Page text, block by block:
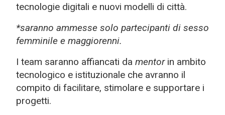
tecnologie digitali e nuovi modelli di città.
*saranno ammesse solo partecipanti di sesso
femminile e maggiorenni.
I team saranno affiancati da mentorin ambito
tecnologico e istituzionale che avranno il
compito di facilitare, stimolare e supportare i
progetti.